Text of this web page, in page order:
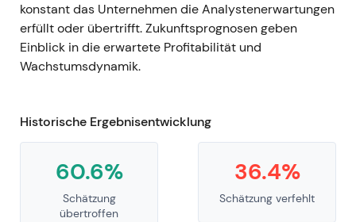
konstant das Unternehmen die Analystenerwartungen
erfüllt oder übertrifft. Zukunftsprognosen geben
Einblick in die erwartete Profitabilität und
Wachstumsdynamik.
Historische Ergebnisentwicklung
60.6%
Schätzung
übertroffen
36.4%
Schätzung verfehlt